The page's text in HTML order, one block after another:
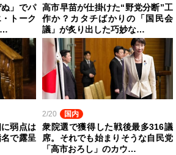
」でパ
トーク
…
高市早苗が仕掛けた“野党分断”工
作か？カタチばかりの「国民会
議」が炙り出した巧妙な…
弱点は
で露呈
2/20 国内
衆院選で獲得した戦後最多316議
席。それでも始まりそうな自民党
「高市おろし」のカウ…